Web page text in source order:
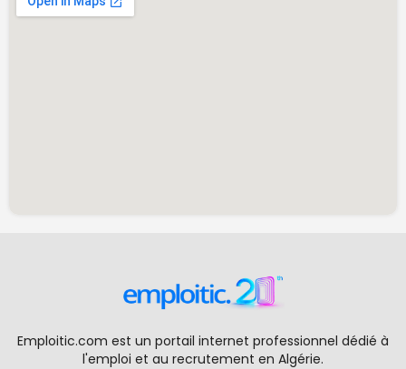
Emploitic.com est un portail internet professionnel dédié à
l'emploi et au recrutement en Algérie.